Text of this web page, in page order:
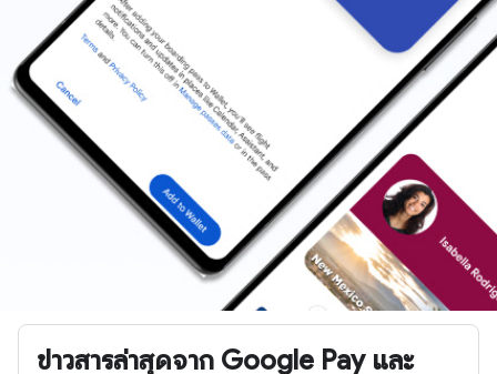
ข่าวสารล่าสุดจาก Google Pay และ